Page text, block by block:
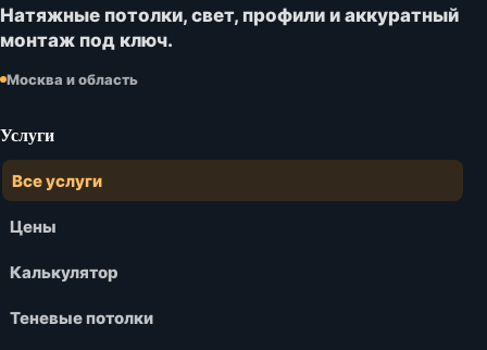
Potolki.PRO
Натяжные потолки, свет, профили и аккуратный
монтаж под ключ.
Москва и область
Услуги
Все услуги
Цены
Калькулятор
Теневые потолки